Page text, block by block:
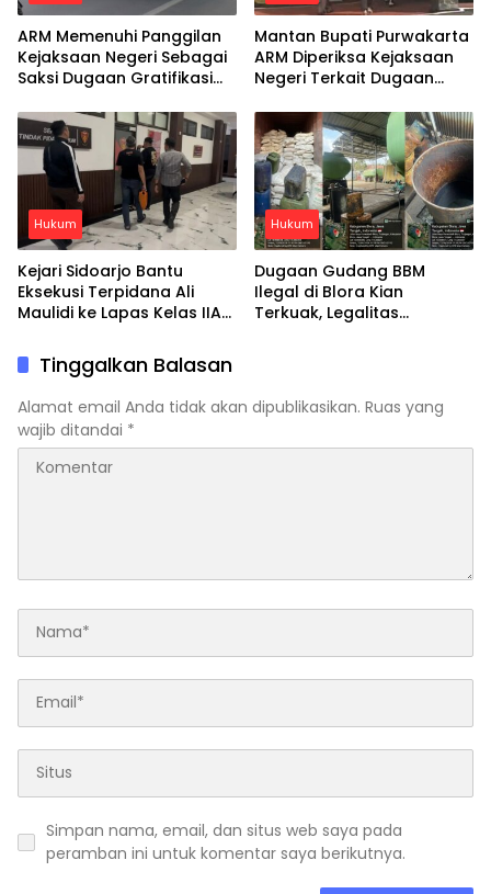
ARM Memenuhi Panggilan
Kejaksaan Negeri Sebagai
Saksi Dugaan Gratifikasi
Mantan Bupati Purwakarta
ARM Diperiksa Kejaksaan
Negeri Terkait Dugaan
Hukum
Kejari Sidoarjo Bantu
Eksekusi Terpidana Ali
Maulidi ke Lapas Kelas IIA
Hukum
Dugaan Gudang BBM
Ilegal di Blora Kian
Terkuak, Legalitas
Tinggalkan Balasan
Alamat email Anda tidak akan dipublikasikan. Ruas yang
wajib ditandai *
Simpan nama, email, dan situs web saya pada
peramban ini untuk komentar saya berikutnya.